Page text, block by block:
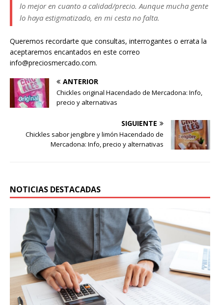
lo mejor en cuanto a calidad/precio. Aunque mucha gente
lo haya estigmatizado, en mi cesta no falta.
Queremos recordarte que consultas, interrogantes o errata la
aceptaremos encantados en este correo
info@preciosmercado.com.
ANTERIOR
Chickles original Hacendado de Mercadona: Info,
precio y alternativas
SIGUIENTE
Chickles sabor jengibre y limón Hacendado de
Mercadona: Info, precio y alternativas
NOTICIAS DESTACADAS